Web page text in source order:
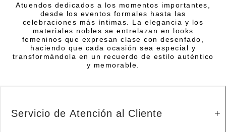
Atuendos dedicados a los momentos importantes,
desde los eventos formales hasta las
celebraciones más íntimas. La elegancia y los
materiales nobles se entrelazan en looks
femeninos que expresan clase con desenfado,
haciendo que cada ocasión sea especial y
transformándola en un recuerdo de estilo auténtico
y memorable.
Servicio de Atención al Cliente